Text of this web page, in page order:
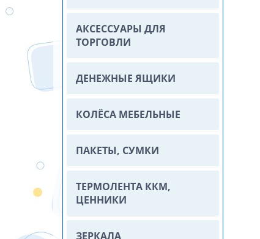
АКСЕССУАРЫ ДЛЯ
ТОРГОВЛИ
ДЕНЕЖНЫЕ ЯЩИКИ
КОЛЁСА МЕБЕЛЬНЫЕ
ПАКЕТЫ, СУМКИ
ТЕРМОЛЕНТА ККМ,
ЦЕННИКИ
ЗЕРКАЛА